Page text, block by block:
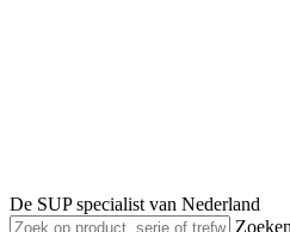
De SUP specialist van Nederland
Zoeken